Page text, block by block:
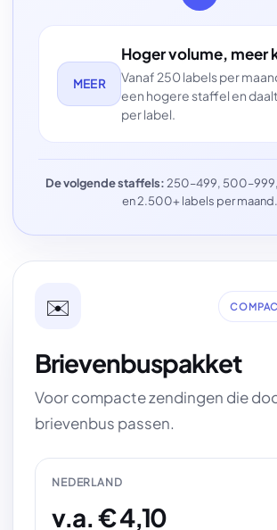
MEER
Hoger volume, meer
Vanaf 250 labels per
een hogere staffel en
per label.
De volgende staffels:250–499,
en 2.500+ labels per maand.
✉️
Brievenbuspakket
Voor compacte zendingen die
brievenbus passen.
NEDERLAND
v.a. € 4,10